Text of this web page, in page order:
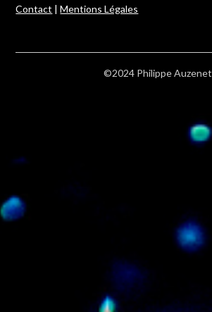
Contact |Mentions Légales
©2024 Philippe Auzenet